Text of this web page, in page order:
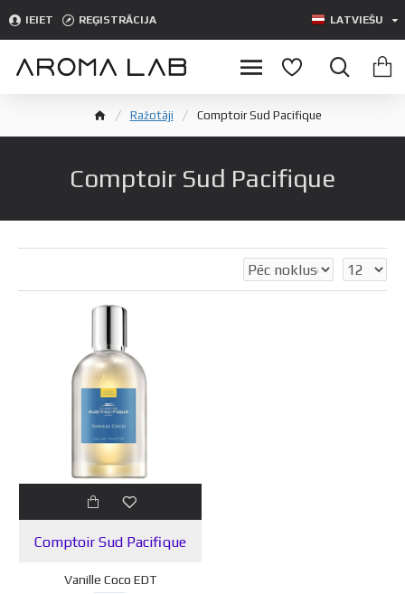
IEIET REĢISTRĀCIJA LATVIEŠU
Ražotāji Comptoir Sud Pacifique
Comptoir Sud Pacifique
Comptoir Sud Pacifique
Vanille Coco EDT